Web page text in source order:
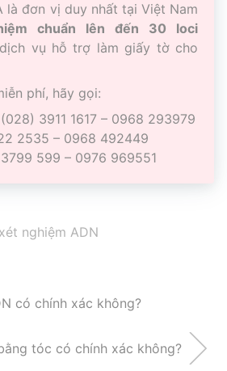
là đơn vị duy nhất tại Việt Nam
chuẩn lên đến 30 loci
vụ hỗ trợ làm giấy tờ cho
phí, hãy gọi:
3911 1617 – 0968 293979
2535 – 0968 492449
599 – 0976 969551
nghiệm ADN
có chính xác không?
tóc có chính xác không?